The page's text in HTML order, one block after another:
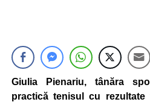
Giulia Pienariu, tânăra
practică tenisul cu